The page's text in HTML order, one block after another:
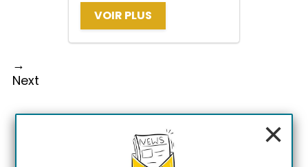
VOIR PLUS
→
Next
×